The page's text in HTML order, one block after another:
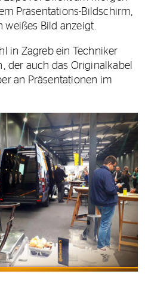
Präsentations-Bildschirm,
Bild anzeigt.
in Zagreb ein Techniker
der auch das Originalkabel
an Präsentationen im